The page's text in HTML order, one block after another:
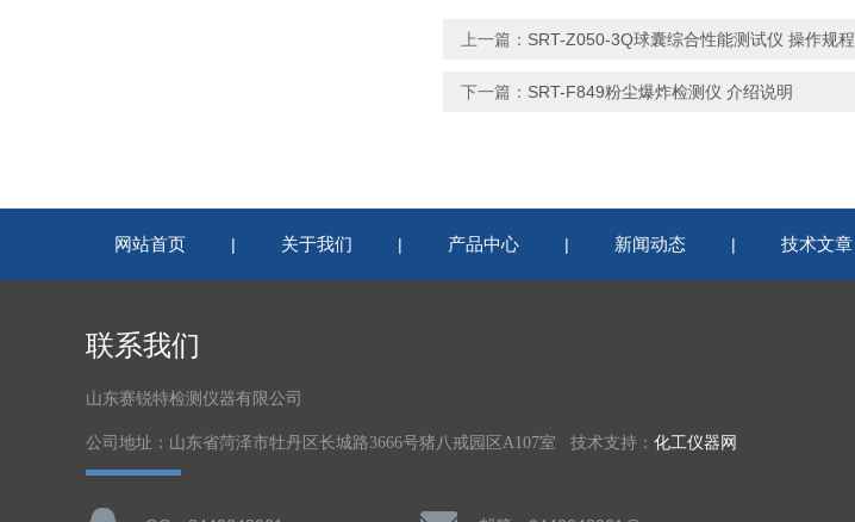
上一篇： SRT-Z050-3Q球囊综合性能测试仪 操作规程
下一篇： SRT-F849粉尘爆炸检测仪 介绍说明
网站首页 | 关于我们 | 产品中心 | 新闻动态 | 技术文章
联系我们
山东赛锐特检测仪器有限公司
公司地址：山东省菏泽市牡丹区长城路3666号猪八戒园区A107室 技术支持： 化工仪器网